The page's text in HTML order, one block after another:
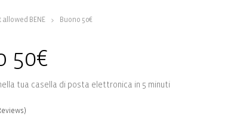
BENE Buono 50€
50€
tua casella di posta elettronica in 5 minuti